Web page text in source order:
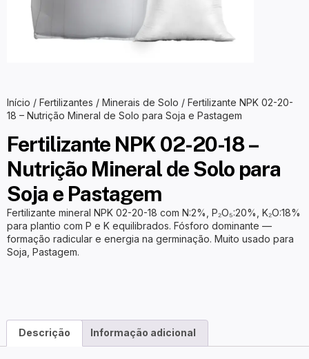
Início / Fertilizantes / Minerais de Solo / Fertilizante NPK 02-20-
18 – Nutrição Mineral de Solo para Soja e Pastagem
Fertilizante NPK 02-20-18 –
Nutrição Mineral de Solo para
Soja e Pastagem
Fertilizante mineral NPK 02-20-18 com N:2%, P₂O₅:20%, K₂O:18%
para plantio com P e K equilibrados. Fósforo dominante —
formação radicular e energia na germinação. Muito usado para
Soja, Pastagem.
Descrição Informação adicional